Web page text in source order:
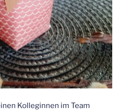
Kolleginnen im Team